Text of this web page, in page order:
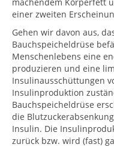
einer zweiten
Gehen wir davon aus,
Bauchspeicheldrüse
Menschenlebens eine
produzieren und eine
Insulinausschüttungen
Insulinproduktion
Bauchspeicheldrüse
die
Insulin. Die
zurück bzw. wird (fast)